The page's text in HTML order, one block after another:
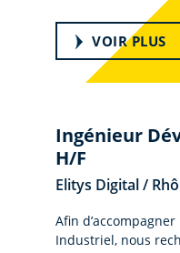
VOIR PLUS
Ingénieur
H/F
Elitys Digital /
Afin
Industriel, nous